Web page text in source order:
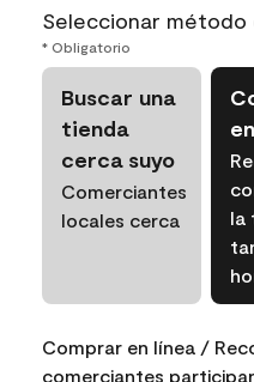
Seleccionar
* Obligatorio
Buscar una
tienda
cerca suyo
Comerciantes
locales cerca
la
Comprar en línea /
comerciantes